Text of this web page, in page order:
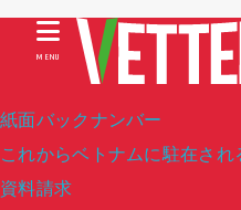
紙面バックナンバー
これからベトナムに駐在され
資料請求
MENU